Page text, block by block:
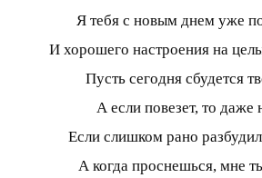
Я тебя с новым днем уже
И хорошего настроения на
Пусть сегодня сбудется
А если повезет, то даже
Если слишком рано
А когда проснешься, мне